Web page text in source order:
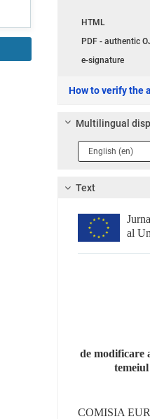
HTML
PDF - authentic
e-signature
How to verify the
Multilingual
Language
1
Text
al
de modificare
COMISIA